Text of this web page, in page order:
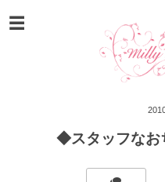
◆スタッフなお